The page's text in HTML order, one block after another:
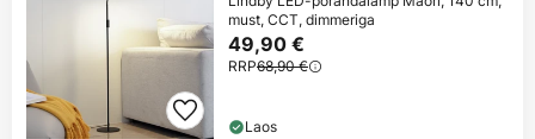
must, CCT, dimmeriga
49,90 €
RRP68,90 €
Laos